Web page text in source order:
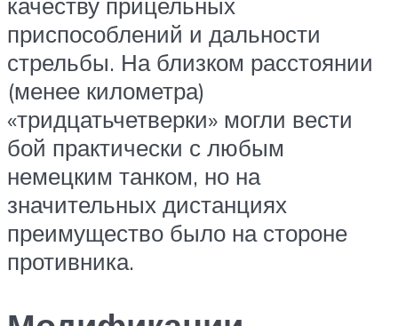
приспособлений и дальности
стрельбы. На близком расстоянии
(менее километра)
«тридцатьчетверки» могли вести
бой практически с любым
немецким танком, но на
значительных дистанциях
преимущество было на стороне
противника.